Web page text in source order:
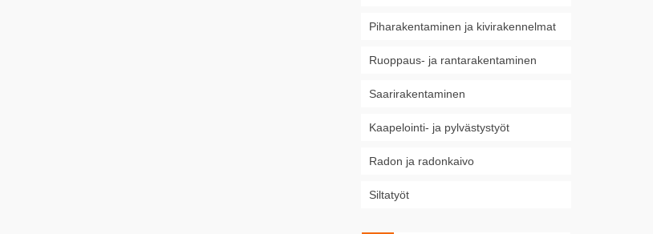
Piharakentaminen ja kivirakennelmat
Ruoppaus- ja rantarakentaminen
Saarirakentaminen
Kaapelointi- ja pylvästystyöt
Radon ja radonkaivo
Siltatyöt